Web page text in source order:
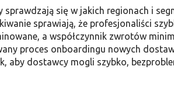
się w jakich regionach i
sprawiają, że profesjonaliści
a współczynnik zwrotów
proces onboardingu nowych
aby dostawcy mogli szybko,